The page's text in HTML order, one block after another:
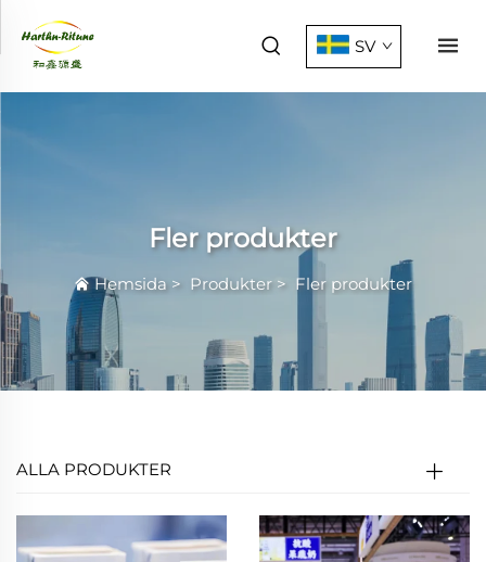
SV
Fler produkter
Hemsida > Produkter > Fler produkter
ALLA PRODUKTER